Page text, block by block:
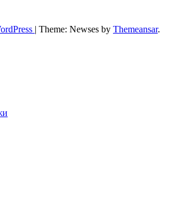
| Theme: Newses by Themeansar.